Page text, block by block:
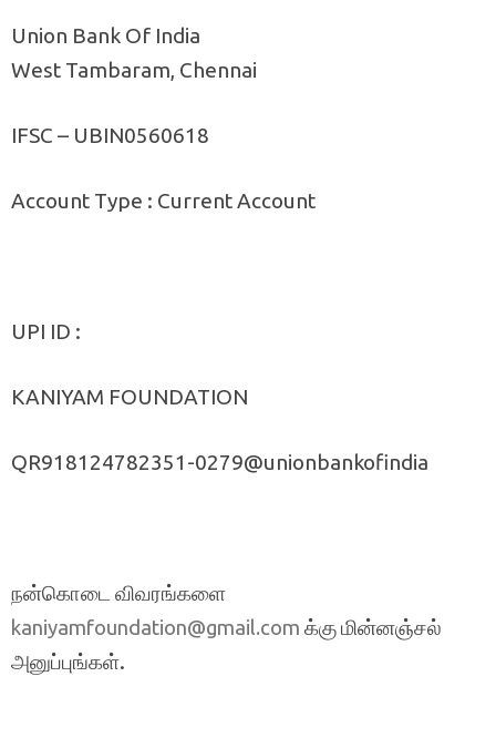
Union Bank Of India
West Tambaram, Chennai
IFSC – UBIN0560618
Account Type : Current Account
UPI ID :
KANIYAM FOUNDATION
QR918124782351-0279@unionbankofindia
நன்கொடை விவரங்களை
kaniyamfoundation@gmail.com க்கு மின்னஞ்சல்
அனுப்புங்கள்.